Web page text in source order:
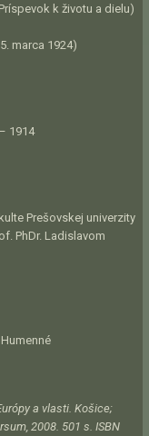
k životu a dielu)
marca 1924)
1914
Prešovskej univerzity
PhDr. Ladislavom
a vlasti . Košice;
2008. 501 s. ISBN